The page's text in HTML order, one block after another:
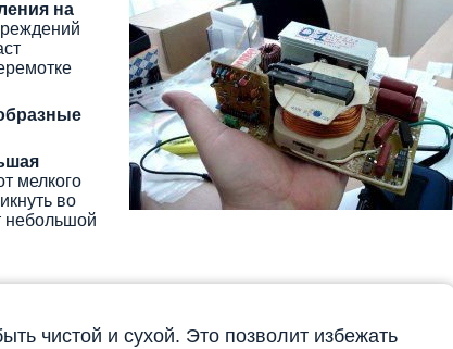
на
мелкого
во
небольшой
чистой и сухой. Это позволит избежать